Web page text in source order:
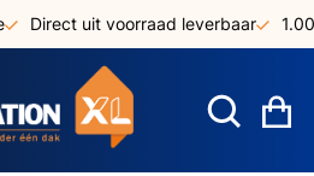
Direct uit voorraad leverbaar